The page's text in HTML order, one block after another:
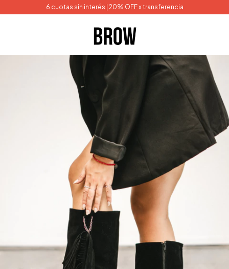
6 cuotas sin interés | 20% OFF x transferencia